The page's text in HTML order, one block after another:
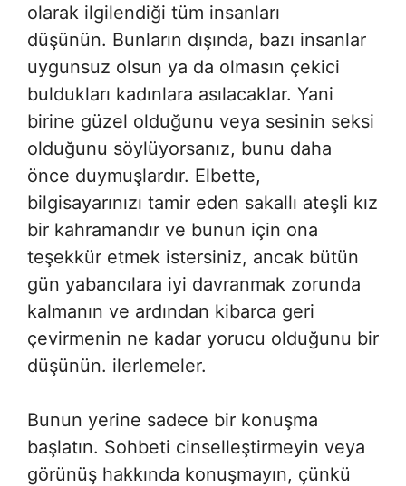
olarak ilgilendiği tüm insanları
düşünün. Bunların dışında, bazı insanlar
uygunsuz olsun ya da olmasın çekici
buldukları kadınlara asılacaklar. Yani
birine güzel olduğunu veya sesinin seksi
olduğunu söylüyorsanız, bunu daha
önce duymuşlardır. Elbette,
bilgisayarınızı tamir eden sakallı ateşli kız
bir kahramandır ve bunun için ona
teşekkür etmek istersiniz, ancak bütün
gün yabancılara iyi davranmak zorunda
kalmanın ve ardından kibarca geri
çevirmenin ne kadar yorucu olduğunu bir
düşünün. ilerlemeler.
Bunun yerine sadece bir konuşma
başlatın. Sohbeti cinselleştirmeyin veya
görünüş hakkında konuşmayın, çünkü